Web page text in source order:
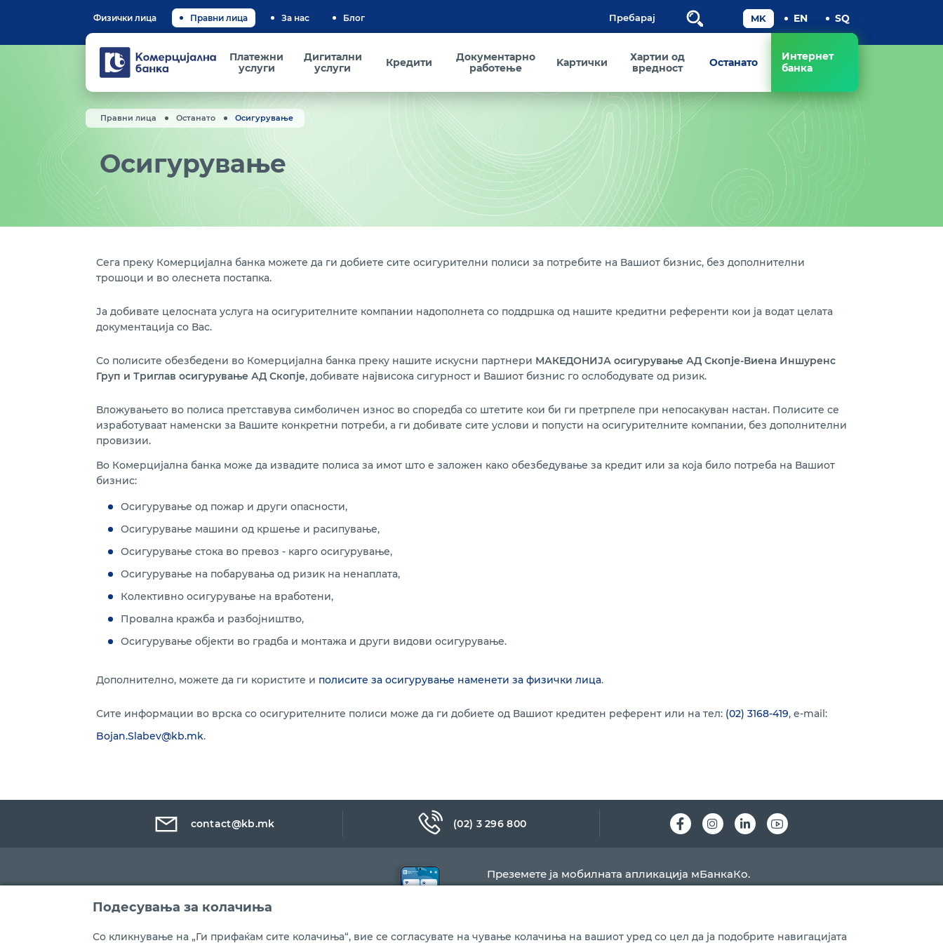
Физички лица Правни лица За нас Блог Пребарај
Комерцијална
банка
Платежни
услуги
Дигитални
услуги
Кредити
Документарно
работење
Kартички
Хартии од
вредност
Останато
Интернет
банка
Правни лица Останато Осигурување
Осигурување
Сега преку Комерцијална банка можете да ги добиете сите осигурителни полиси за потребите на Вашиот бизнис, без дополнителни
трошоци и во олеснета постапка.
Ја добивате целосната услуга на осигурителните компании надополнета со поддршка од нашите кредитни референти кои ја водат целата
документација со Вас.
Со полисите обезбедени во Комерцијална банка преку нашите искусни партнери МАКЕДОНИЈА осигурување АД Скопје-Виена Иншуренс
Груп и Триглав осигурување АД Скопје, добивате највисока сигурност и Вашиот бизнис го ослободувате од ризик.
Вложувањето во полиса претставува симболичен износ во споредба со штетите кои би ги претрпеле при непосакуван настан. Полисите се
изработуваат наменски за Вашите конкретни потреби, а ги добивате сите услови и попусти на осигурителните компании, без дополнителни
провизии.
Во Комерцијална банка може да извадите полиса за имот што е заложен како обезбедување за кредит или за која било потреба на Вашиот
бизнис:
Осигурување од пожар и други опасности,
Осигурување машини од кршење и расипување,
Осигурување стока во превоз - карго осигурување,
Осигурување на побарувања од ризик на ненаплата,
Колективно осигурување на вработени,
Провална кражба и разбојништво,
Осигурување објекти во градба и монтажа и други видови осигурување.
Дополнително, можете да ги користите и полисите за осигурување наменети за физички лица.
Сите информации во врска со осигурителните полиси може да ги добиете од Вашиот кредитен референт или на тел: (02) 3168-419, e-mail:
Bojan.Slabev@kb.mk.
contact@kb.mk (02) 3 296 800 Instagram
LinkedInYoutube
Преземете ја мобилната апликација мБанкаКо.
Подесувања за колачиња
Со кликнување на „Ги прифаќам сите колачиња“, вие се согласувате на чување колачиња на вашиот уред со цел да ја подобрите навигацијата